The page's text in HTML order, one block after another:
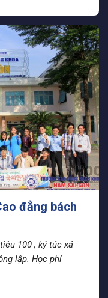
đẳng bách
100 , ký túc xá
lập. Học phí